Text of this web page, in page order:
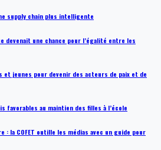
supply chain plus intelligente
devenait une chance pour l’égalité entre les
et jeunes pour devenir des acteurs de paix et de
favorables au maintien des filles à l’école
la COFET outille les médias avec un guide pour